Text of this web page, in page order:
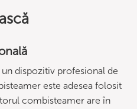
dispozitiv profesional de
este adesea folosit
combisteamer are în